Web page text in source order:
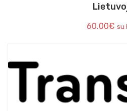
60.00€ su